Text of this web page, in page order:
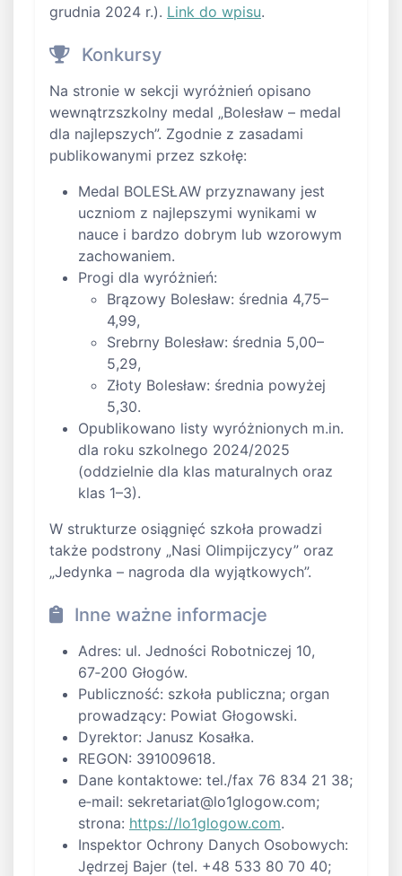
grudnia 2024 r.). Link do wpisu.
Konkursy
Na stronie w sekcji wyróżnień opisano
wewnątrzszkolny medal „Bolesław – medal
dla najlepszych”. Zgodnie z zasadami
publikowanymi przez szkołę:
Medal BOLESŁAW przyznawany jest
uczniom z najlepszymi wynikami w
nauce i bardzo dobrym lub wzorowym
zachowaniem.
Progi dla wyróżnień:
Brązowy Bolesław: średnia 4,75–
4,99,
Srebrny Bolesław: średnia 5,00–
5,29,
Złoty Bolesław: średnia powyżej
5,30.
Opublikowano listy wyróżnionych m.in.
dla roku szkolnego 2024/2025
(oddzielnie dla klas maturalnych oraz
klas 1–3).
W strukturze osiągnięć szkoła prowadzi
także podstrony „Nasi Olimpijczycy” oraz
„Jedynka – nagroda dla wyjątkowych”.
Inne ważne informacje
Adres: ul. Jedności Robotniczej 10,
67‑200 Głogów.
Publiczność: szkoła publiczna; organ
prowadzący: Powiat Głogowski.
Dyrektor: Janusz Kosałka.
REGON: 391009618.
Dane kontaktowe: tel./fax 76 834 21 38;
e‑mail: sekretariat@lo1glogow.com;
strona: https://lo1glogow.com.
Inspektor Ochrony Danych Osobowych:
Jędrzej Bajer (tel. +48 533 80 70 40;